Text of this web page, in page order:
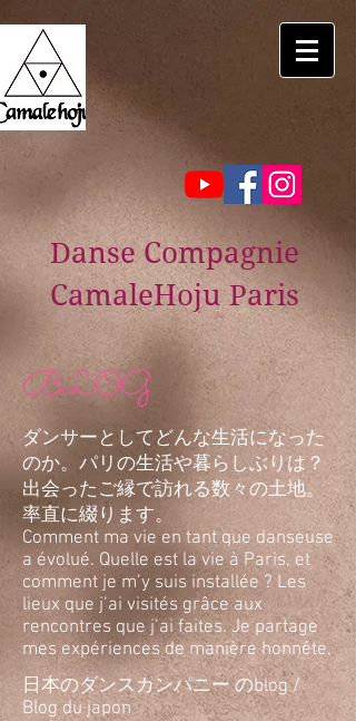
Danse Compagnie
CamaleHoju Paris
BLOG
ダンサーとしてどんな生活になった
のか。パリの生活や暮らしぶりは？
出会ったご縁で訪れる数々の土地。
率直に綴ります。
Comment ma vie en tant que danseuse
a évolué. Quelle est la vie à Paris, et
comment je m’y suis installée ? Les
lieux que j’ai visités grâce aux
rencontres que j’ai faites. Je partage
mes expériences de manière honnête.
日本のダンスカンパニー のblog /
Blog du japon